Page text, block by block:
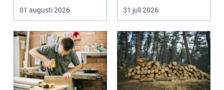
med ansvar för att
arbetsm...
01 augusti 2026
väggarna mot pla...
31 juli 2026